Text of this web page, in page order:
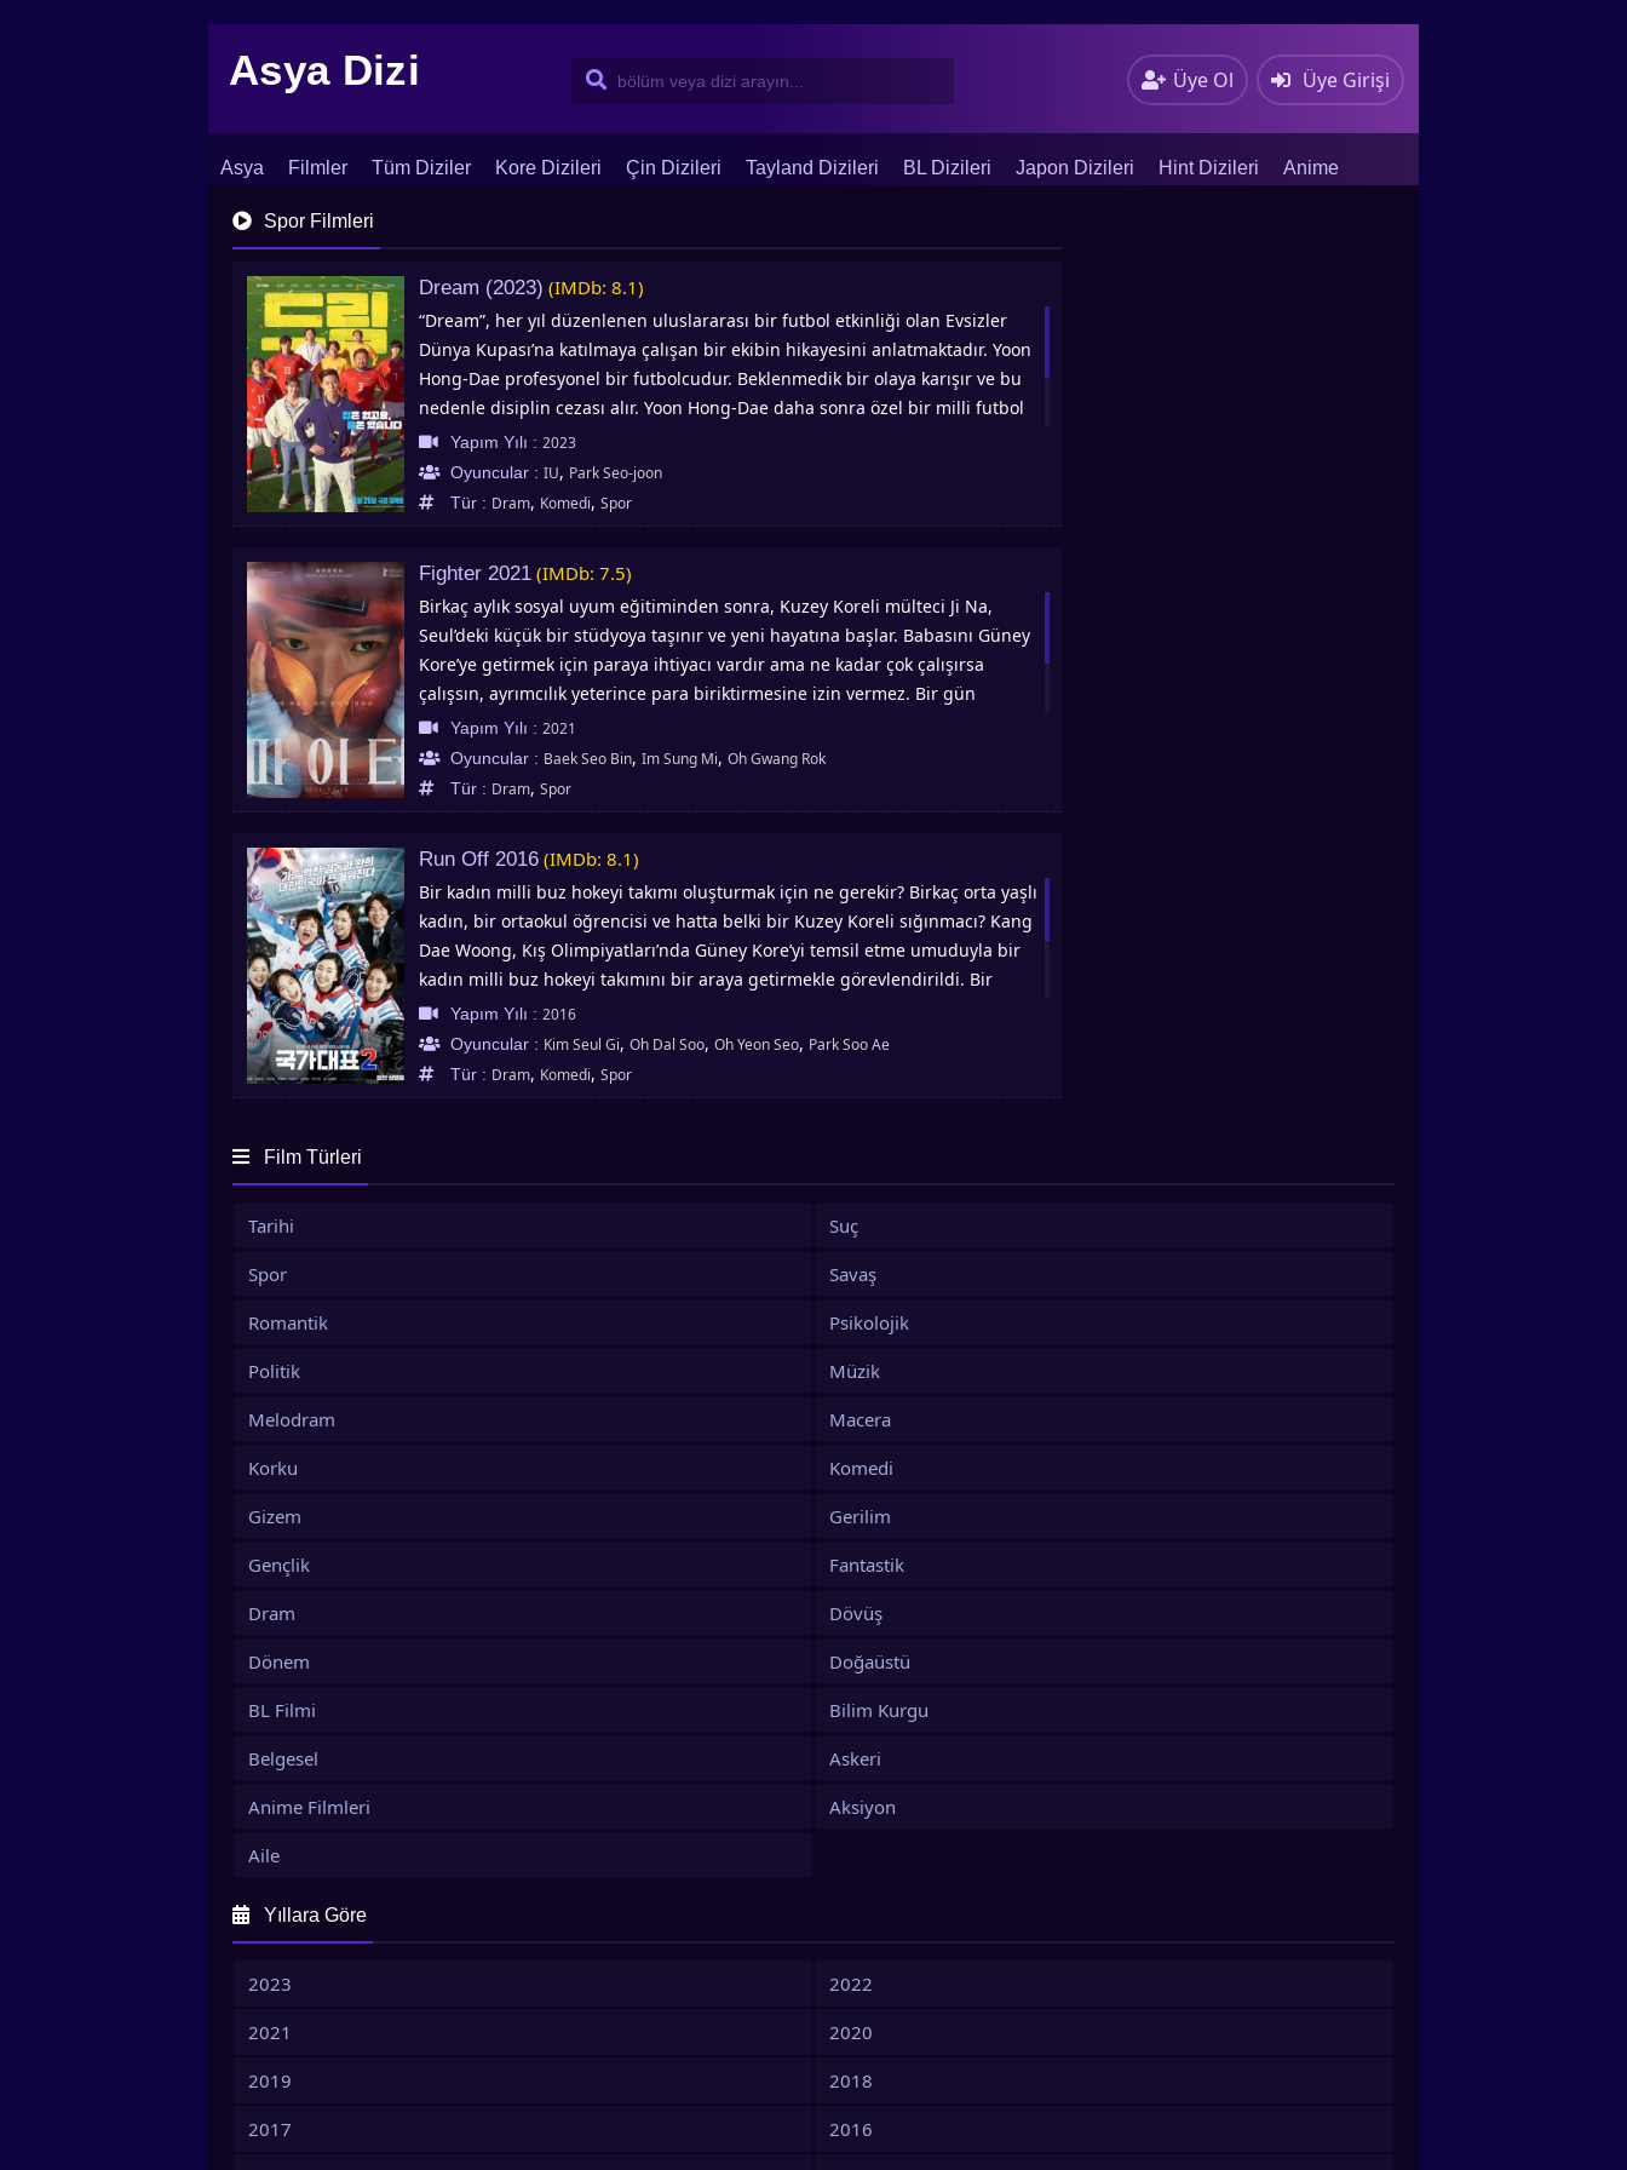
Asya Dizi Üye Ol Üye Girişi
Asya Filmler Tüm Diziler Kore Dizileri Çin Dizileri Tayland Dizileri BL Dizileri Japon Dizileri Hint Dizileri Anime
İletişim Blog Dizi Arşivi
Spor Filmleri
Dream (2023) (IMDb: 8.1)
“Dream”, her yıl düzenlenen uluslararası bir futbol etkinliği olan Evsizler
Dünya Kupası’na katılmaya çalışan bir ekibin hikayesini anlatmaktadır. Yoon
Hong-Dae profesyonel bir futbolcudur. Beklenmedik bir olaya karışır ve bu
nedenle disiplin cezası alır. Yoon Hong-Dae daha sonra özel bir milli futbol
takımının koçu olarak atanır. Yoon Hong-Dae ve ekibi Evsizler Dünya
Kupası’nda yarışır. Lee So Min, Hong Dae’nin ekibi hakkında bir belgesel
aracılığıyla başarıya ulaşmayı hayal eden bir yapımcı yönetmendir.
Yapım Yılı : 2023
Oyuncular : IU, Park Seo-joon
Tür : Dram, Komedi, Spor
Fighter 2021 (IMDb: 7.5)
Birkaç aylık sosyal uyum eğitiminden sonra, Kuzey Koreli mülteci Ji Na,
Seul’deki küçük bir stüdyoya taşınır ve yeni hayatına başlar. Babasını Güney
Kore’ye getirmek için paraya ihtiyacı vardır ama ne kadar çok çalışırsa
çalışsın, ayrımcılık yeterince para biriktirmesine izin vermez. Bir gün
komisyoncu onu bir boks salonu temizleme işiyle tanıştırır. Genç ve kendine
güvenen kadın boksörleri gören Ji Na, içinde bir şeylerin harekete geçtiğini
hisseder…
Yapım Yılı : 2021
Oyuncular : Baek Seo Bin, Im Sung Mi, Oh Gwang Rok
Tür : Dram, Spor
Run Off 2016 (IMDb: 8.1)
Bir kadın milli buz hokeyi takımı oluşturmak için ne gerekir? Birkaç orta yaşlı
kadın, bir ortaokul öğrencisi ve hatta belki bir Kuzey Koreli sığınmacı? Kang
Dae Woong, Kış Olimpiyatları’nda Güney Kore’yi temsil etme umuduyla bir
kadın milli buz hokeyi takımını bir araya getirmekle görevlendirildi. Bir
araya getirebildiği, hokey bir yana, zar zor paten kayabilen, karmakarışık bir
kadın grubu. – Lee Ji Won, Park Chae Kyung, Go Young Ja, Jo Mi Ran, Kim Ga
Yeon ve Shin So Hyun’dan oluşan bu takım olimpiyatlara katılmayı bırakın,
bunu hayal dahi edebilirler mi?
Yapım Yılı : 2016
Oyuncular : Kim Seul Gi, Oh Dal Soo, Oh Yeon Seo, Park Soo Ae
Tür : Dram, Komedi, Spor
Film Türleri
Tarihi
Suç
Spor
Savaş
Romantik
Psikolojik
Politik
Müzik
Melodram
Macera
Korku
Komedi
Gizem
Gerilim
Gençlik
Fantastik
Dram
Dövüş
Dönem
Doğaüstü
BL Filmi
Bilim Kurgu
Belgesel
Askeri
Anime Filmleri
Aksiyon
Aile
Yıllara Göre
2023
2022
2021
2020
2019
2018
2017
2016